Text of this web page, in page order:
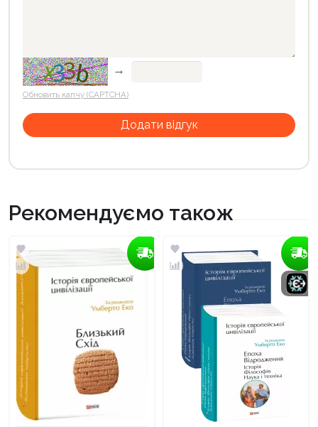
→
Обновить капчу (CAPTCHA)
Рекомендуємо також